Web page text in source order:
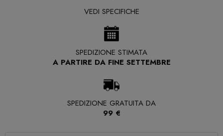
VEDI SPECIFICHE
SPEDIZIONE STIMATA
A PARTIRE DA FINE SETTEMBRE
SPEDIZIONE GRATUITA DA
99 €